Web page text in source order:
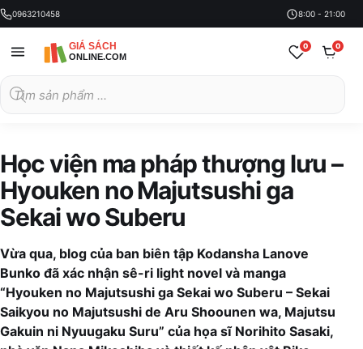
0963210458 8:00 - 21:00
kiếm
sản
0 0
Học viện ma pháp thượng lưu –
Hyоuken no Majutsushi ga
Sekai wo Suberu
Vừa qua, blog của ban biên tập Kodansha Lanove
Bunko đã xác nhận sê-ri light novel và manga
“Hyouken no Majutsushi ga Sekai wo Suberu – Sekai
Saikyou no Majutsushi de Aru Shоounen wa, Majutsu
Gakuin ni Nyuugaku Suru” của họa sĩ Norihito Sasaki,